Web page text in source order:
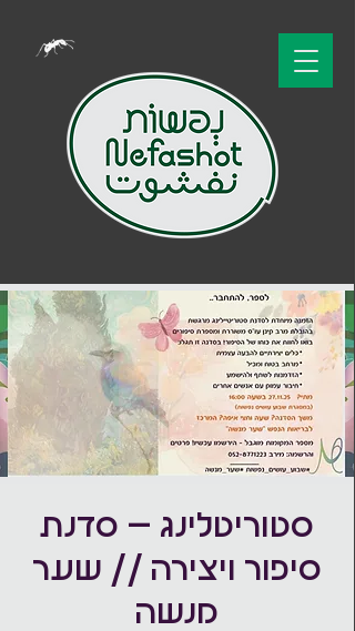
סטוריטלינג – סדנת
סיפור ויצירה // שער
מנשה